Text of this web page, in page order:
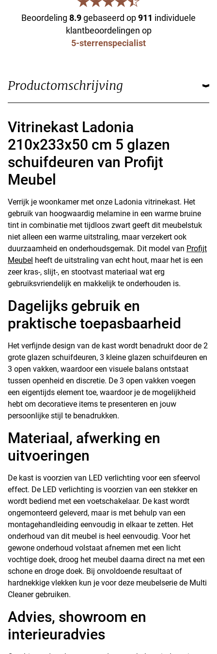
Beoordeling 8.9gebaseerd op911 individuele
klantbeoordelingen op
5-sterrenspecialist
Productomschrijving
Vitrinekast Ladonia
210x233x50 cm 5 glazen
schuifdeuren van Profijt
Meubel
Verrijk je woonkamer met onze Ladonia vitrinekast. Het
gebruik van hoogwaardig melamine in een warme bruine
tint in combinatie met tijdloos zwart geeft dit meubelstuk
niet alleen een warme uitstraling, maar verzekert ook
duurzaamheid en onderhoudsgemak. Dit model van Profijt
Meubel heeft de uitstraling van echt hout, maar het is een
zeer kras-, slijt-, en stootvast materiaal wat erg
gebruiksvriendelijk en makkelijk te onderhouden is.
Dagelijks gebruik en
praktische toepasbaarheid
Het verfijnde design van de kast wordt benadrukt door de 2
grote glazen schuifdeuren, 3 kleine glazen schuifdeuren en
3 open vakken, waardoor een visuele balans ontstaat
tussen openheid en discretie. De 3 open vakken voegen
een eigentijds element toe, waardoor je de mogelijkheid
hebt om decoratieve items te presenteren en jouw
persoonlijke stijl te benadrukken.
Materiaal, afwerking en
uitvoeringen
De kast is voorzien van LED verlichting voor een sfeervol
effect. De LED verlichting is voorzien van een stekker en
wordt bediend met een voetschakelaar. De kast wordt
ongemonteerd geleverd, maar is met behulp van een
montagehandleiding eenvoudig in elkaar te zetten. Het
onderhoud van dit meubel is heel eenvoudig. Voor het
gewone onderhoud volstaat afnemen met een licht
vochtige doek, droog het meubel daarna direct na met een
schone en droge doek. Bij onvoldoende resultaat of
hardnekkige vlekken kun je voor deze meubelserie de Multi
Cleaner gebruiken.
Advies, showroom en
interieuradvies